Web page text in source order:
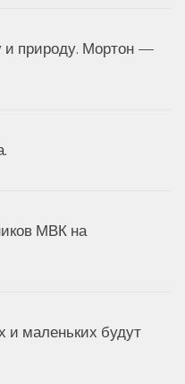
и природу. Мортон —
МВК на
и маленьких будут